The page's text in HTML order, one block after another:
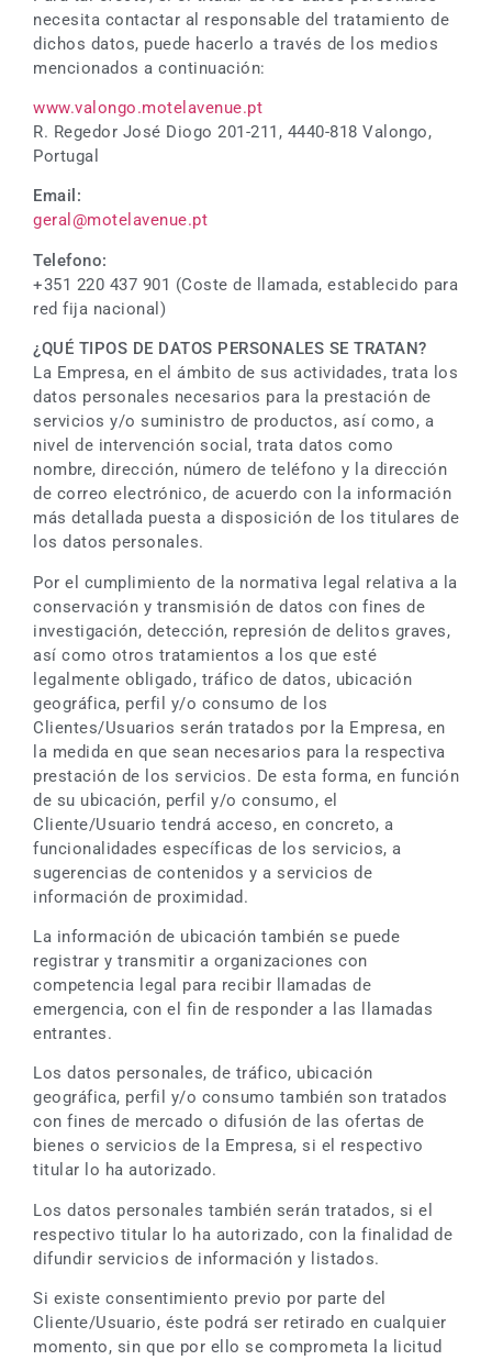
necesita contactar al responsable del tratamiento de
dichos datos, puede hacerlo a través de los medios
mencionados a continuación:
www.valongo.motelavenue.pt
R. Regedor José Diogo 201-211, 4440-818 Valongo,
Portugal
Email:
geral@motelavenue.pt
Telefono:
+351 220 437 901 (Coste de llamada, establecido para
red fija nacional)
¿QUÉ TIPOS DE DATOS PERSONALES SE TRATAN?
La Empresa, en el ámbito de sus actividades, trata los
datos personales necesarios para la prestación de
servicios y/o suministro de productos, así como, a
nivel de intervención social, trata datos como
nombre, dirección, número de teléfono y la dirección
de correo electrónico, de acuerdo con la información
más detallada puesta a disposición de los titulares de
los datos personales.
Por el cumplimiento de la normativa legal relativa a la
conservación y transmisión de datos con fines de
investigación, detección, represión de delitos graves,
así como otros tratamientos a los que esté
legalmente obligado, tráfico de datos, ubicación
geográfica, perfil y/o consumo de los
Clientes/Usuarios serán tratados por la Empresa, en
la medida en que sean necesarios para la respectiva
prestación de los servicios. De esta forma, en función
de su ubicación, perfil y/o consumo, el
Cliente/Usuario tendrá acceso, en concreto, a
funcionalidades específicas de los servicios, a
sugerencias de contenidos y a servicios de
información de proximidad.
La información de ubicación también se puede
registrar y transmitir a organizaciones con
competencia legal para recibir llamadas de
emergencia, con el fin de responder a las llamadas
entrantes.
Los datos personales, de tráfico, ubicación
geográfica, perfil y/o consumo también son tratados
con fines de mercado o difusión de las ofertas de
bienes o servicios de la Empresa, si el respectivo
titular lo ha autorizado.
Los datos personales también serán tratados, si el
respectivo titular lo ha autorizado, con la finalidad de
difundir servicios de información y listados.
Si existe consentimiento previo por parte del
Cliente/Usuario, éste podrá ser retirado en cualquier
momento, sin que por ello se comprometa la licitud